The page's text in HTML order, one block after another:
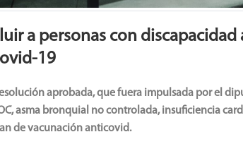
a personas con discapacidad
19
aprobada, que fuera impulsada por el
asma bronquial no controlada, insuficiencia
de vacunación anticovid.